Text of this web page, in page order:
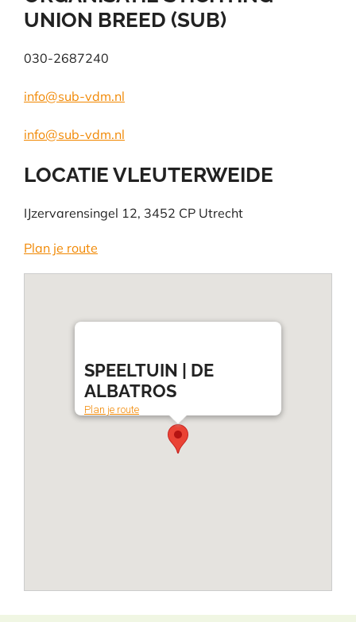
UNION BREED (SUB)
030-2687240
info@sub-vdm.nl
info@sub-vdm.nl
LOCATIE VLEUTERWEIDE
IJzervarensingel 12, 3452 CP Utrecht
Plan je route
SPEELTUIN | DE
ALBATROS
Plan je route